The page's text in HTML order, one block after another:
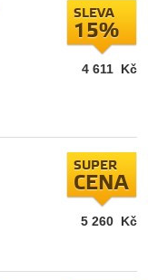
SLEVA
15%
4 611 Kč
SUPER
CENA
5 260 Kč